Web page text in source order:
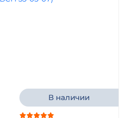
В наличии